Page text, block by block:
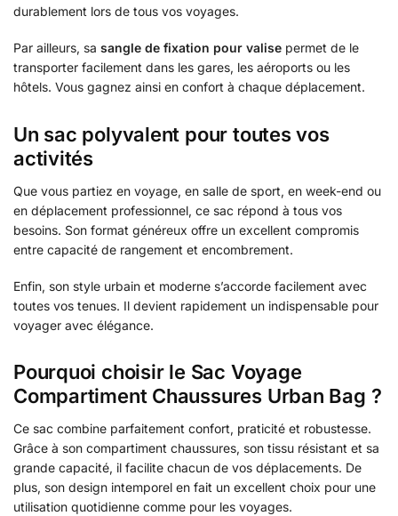
durablement lors de tous vos voyages.
Par ailleurs, sa sangle de fixation pour valise permet de le
transporter facilement dans les gares, les aéroports ou les
hôtels. Vous gagnez ainsi en confort à chaque déplacement.
Un sac polyvalent pour toutes vos
activités
Que vous partiez en voyage, en salle de sport, en week-end ou
en déplacement professionnel, ce sac répond à tous vos
besoins. Son format généreux offre un excellent compromis
entre capacité de rangement et encombrement.
Enfin, son style urbain et moderne s’accorde facilement avec
toutes vos tenues. Il devient rapidement un indispensable pour
voyager avec élégance.
Pourquoi choisir le Sac Voyage
Compartiment Chaussures Urban Bag ?
Ce sac combine parfaitement confort, praticité et robustesse.
Grâce à son compartiment chaussures, son tissu résistant et sa
grande capacité, il facilite chacun de vos déplacements. De
plus, son design intemporel en fait un excellent choix pour une
utilisation quotidienne comme pour les voyages.